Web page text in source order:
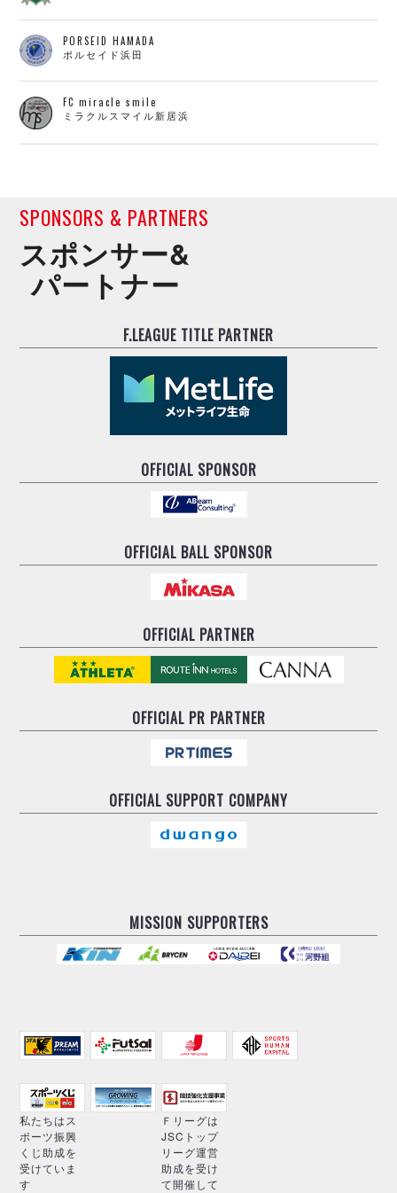
PORSEID HAMADA
ポルセイド浜田
FC miracle smile
ミラクルスマイル新居浜
SPONSORS & PARTNERS
スポンサー&
パートナー
F.LEAGUE TITLE PARTNER
OFFICIAL SPONSOR
OFFICIAL BALL SPONSOR
OFFICIAL PARTNER
OFFICIALPR PARTNER
OFFICIAL SUPPORT COMPANY
MISSION SUPPORTERS
私たちはス
ポーツ振興
くじ助成を
受けていま
す
Ｆリーグは
JSCトップ
リーグ運営
助成を受け
て開催して